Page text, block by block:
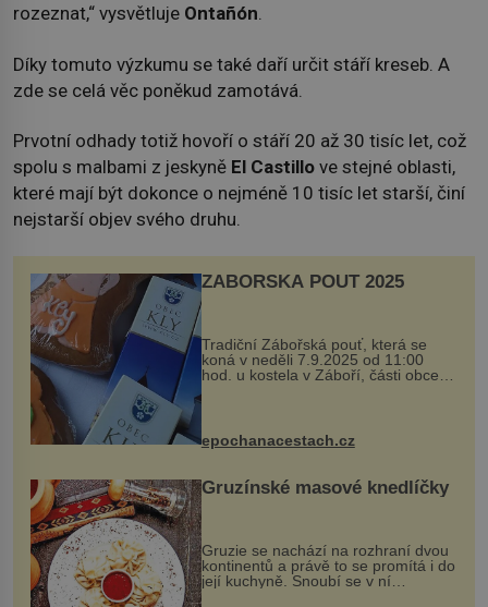
rozeznat,“ vysvětluje Ontañón.
Díky tomuto výzkumu se také daří určit stáří kreseb. A
zde se celá věc poněkud zamotává.
Prvotní odhady totiž hovoří o stáří 20 až 30 tisíc let, což
spolu s malbami z jeskyně El Castillo ve stejné oblasti,
které mají být dokonce o nejméně 10 tisíc let starší, činí
nejstarší objev svého druhu.
ZÁBOŘSKÁ POUŤ 2025
Tradiční Zábořská pouť, která se
koná v neděli 7.9.2025 od 11:00
hod. u kostela v Záboří, části obce
Kly u Mělníka. V programu naleznete
komentovanou prohlídku kostela,
epochanacestach.cz
Gruzínské masové knedlíčky
Gruzie se nachází na rozhraní dvou
kontinentů a právě to se promítá i do
její kuchyně. Snoubí se v ní
evropské a asijské chutě a díky tomu